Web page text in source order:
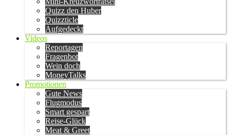
Quizz den Huber
Quizzticle
Aufgedeckt
Videos
Reportagen
Fragenbot
Wein doch
MoneyTalks
Promotionen
Gute News
Flugmodus
Smart gespart
Reise-Glück
Meat & Greet